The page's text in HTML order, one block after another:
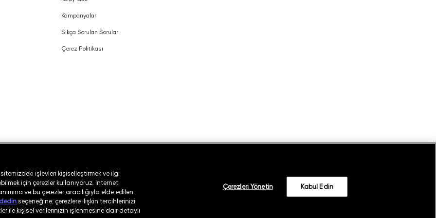
Kampanyalar
Sıkça Sorulan Sorular
Çerez Politikası
Güvenlik Politikası Kullanım Koşulları
işlevleri kişiselleştirmek ve ilgi
için çerezler kullanıyoruz. İnternet
ve bu çerezler aracılığıyla elde edilen
seçeneğine; çerezlere ilişkin tercihlerinizi
ile kişisel verilerinizin işlenmesine dair detaylı
Çerezleri Yönetin Kabul Edin